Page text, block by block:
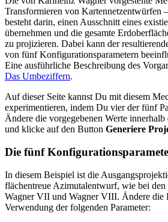
Transformieren von Kartennetzentwürfen –
besteht darin, einen Ausschnitt eines
übernehmen und die gesamte
zu projizieren. Dabei kann der
von fünf Konfigurationsparametern
Eine ausführliche Beschreibung des
Das Umbeziffern.
Auf dieser Seite kannst Du mit diesem
experimentieren, indem Du vier der fünf
Ändere die vorgegebenen Werte innerhalb
und klicke auf den Button Generiere
Die fünf
In diesem Beispiel ist die
flächentreue Azimutalentwurf, wie bei
Wagner VII und Wagner VIII. Ändere die
Verwendung der folgenden Parameter: